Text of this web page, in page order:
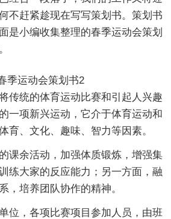
不赶紧趁现在写写策划书。策划书
是小编收集整理的春季运动会策划
传统的体育运动比赛和引起人兴趣
一项新兴运动，它介于体育运动和
育、文化、趣味、智力等因素。
课余活动，加强体质锻炼，增强集
练大家的反应能力；另一方面，融
，培养团队协作的精神。
位，各项比赛项目参加人员，由班
季运动会策划书2